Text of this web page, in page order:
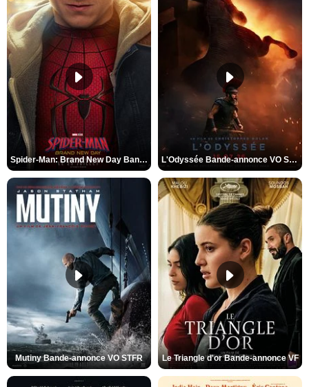
Spider-Man: Brand New Day Bande-annonce VO STFR L'Odyssée Bande-annonce VO STFR
Mutiny Bande-annonce VO STFR Le Triangle d'or Bande-annonce VF